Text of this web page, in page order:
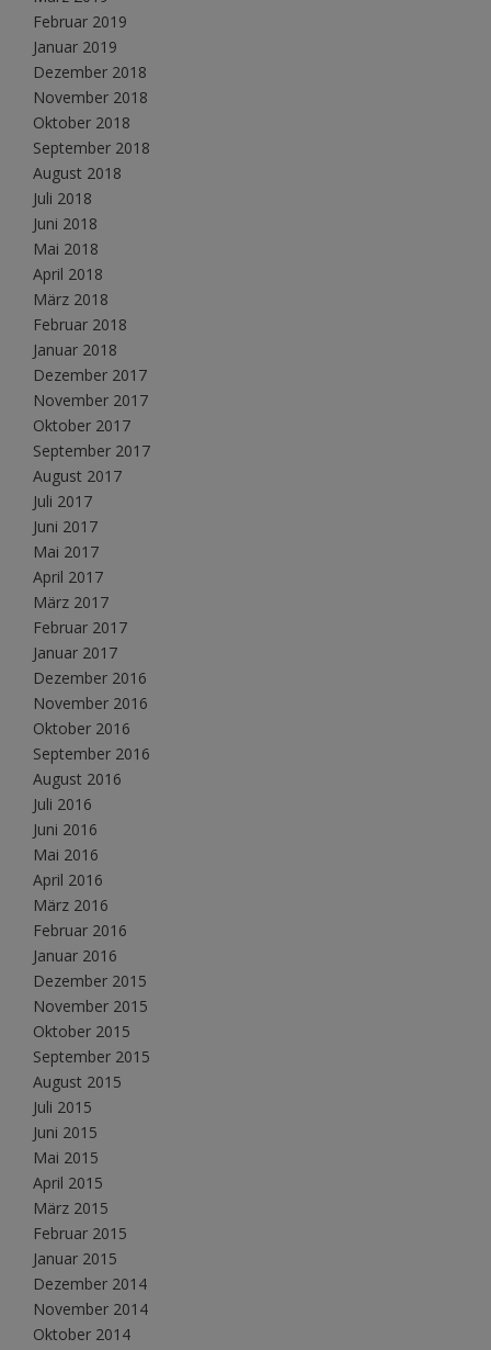
Februar 2019
Januar 2019
Dezember 2018
November 2018
Oktober 2018
September 2018
August 2018
Juli 2018
Juni 2018
Mai 2018
April 2018
März 2018
Februar 2018
Januar 2018
Dezember 2017
November 2017
Oktober 2017
September 2017
August 2017
Juli 2017
Juni 2017
Mai 2017
April 2017
März 2017
Februar 2017
Januar 2017
Dezember 2016
November 2016
Oktober 2016
September 2016
August 2016
Juli 2016
Juni 2016
Mai 2016
April 2016
März 2016
Februar 2016
Januar 2016
Dezember 2015
November 2015
Oktober 2015
September 2015
August 2015
Juli 2015
Juni 2015
Mai 2015
April 2015
März 2015
Februar 2015
Januar 2015
Dezember 2014
November 2014
Oktober 2014